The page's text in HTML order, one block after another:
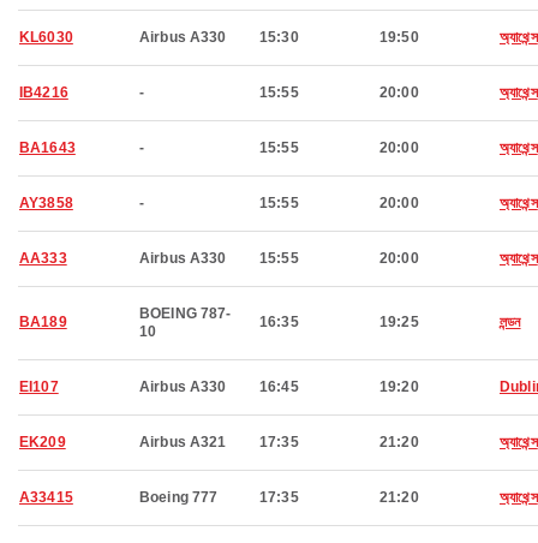
KL6030 Airbus A330 15:30 19:50 অ্যাথেন্স
IB4216 - 15:55 20:00 অ্যাথেন্স
BA1643 - 15:55 20:00 অ্যাথেন্স
AY3858 - 15:55 20:00 অ্যাথেন্স
AA333 Airbus A330 15:55 20:00 অ্যাথেন্স
BA189
BOEING 787-
10
16:35 19:25 লন্ডন
EI107 Airbus A330 16:45 19:20
EK209 Airbus A321 17:35 21:20 অ্যাথেন্স
A33415 Boeing 777 17:35 21:20 অ্যাথেন্স